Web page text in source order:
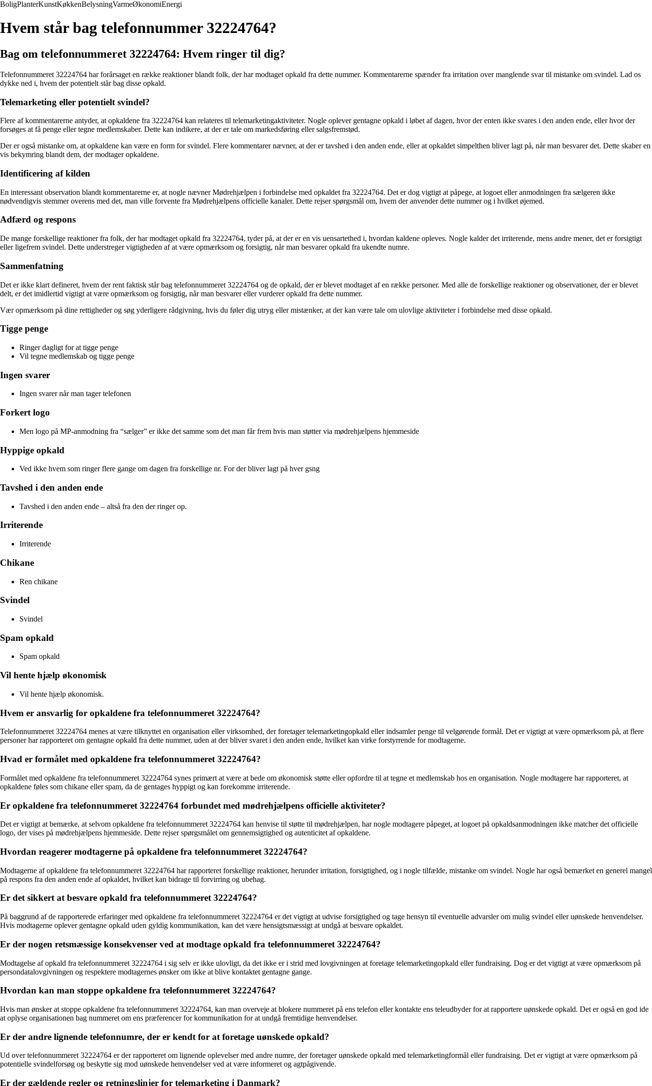
BoligPlanterKunstKøkkenBelysningVarmeØkonomiEnergi
Hvem står bag telefonnummer 32224764?
Bag om telefonnummeret 32224764: Hvem ringer til dig?
Telefonnummeret 32224764 har forårsaget en række reaktioner blandt folk, der har modtaget opkald fra dette nummer. Kommentarerne spænder fra irritation over manglende svar til mistanke om svindel. Lad os
dykke ned i, hvem der potentielt står bag disse opkald.
Telemarketing eller potentielt svindel?
Flere af kommentarerne antyder, at opkaldene fra 32224764 kan relateres til telemarketingaktiviteter. Nogle oplever gentagne opkald i løbet af dagen, hvor der enten ikke svares i den anden ende, eller hvor der
forsøges at få penge eller tegne medlemskaber. Dette kan indikere, at der er tale om markedsføring eller salgsfremstød.
Der er også mistanke om, at opkaldene kan være en form for svindel. Flere kommentarer nævner, at der er tavshed i den anden ende, eller at opkaldet simpelthen bliver lagt på, når man besvarer det. Dette skaber en
vis bekymring blandt dem, der modtager opkaldene.
Identificering af kilden
En interessant observation blandt kommentarerne er, at nogle nævner Mødrehjælpen i forbindelse med opkaldet fra 32224764. Det er dog vigtigt at påpege, at logoet eller anmodningen fra sælgeren ikke
nødvendigvis stemmer overens med det, man ville forvente fra Mødrehjælpens officielle kanaler. Dette rejser spørgsmål om, hvem der anvender dette nummer og i hvilket øjemed.
Adfærd og respons
De mange forskellige reaktioner fra folk, der har modtaget opkald fra 32224764, tyder på, at der er en vis uensartethed i, hvordan kaldene opleves. Nogle kalder det irriterende, mens andre mener, det er forsigtigt
eller ligefrem svindel. Dette understreger vigtigheden af at være opmærksom og forsigtig, når man besvarer opkald fra ukendte numre.
Sammenfatning
Det er ikke klart defineret, hvem der rent faktisk står bag telefonnummeret 32224764 og de opkald, der er blevet modtaget af en række personer. Med alle de forskellige reaktioner og observationer, der er blevet
delt, er det imidlertid vigtigt at være opmærksom og forsigtig, når man besvarer eller vurderer opkald fra dette nummer.
Vær opmærksom på dine rettigheder og søg yderligere rådgivning, hvis du føler dig utryg eller mistænker, at der kan være tale om ulovlige aktiviteter i forbindelse med disse opkald.
Tigge penge
Ringer dagligt for at tigge penge
Vil tegne medlemskab og tigge penge
Ingen svarer
Ingen svarer når man tager telefonen
Forkert logo
Men logo på MP-anmodning fra “sælger” er ikke det samme som det man får frem hvis man støtter via mødrehjælpens hjemmeside
Hyppige opkald
Ved ikke hvem som ringer flere gange om dagen fra forskellige nr. For der bliver lagt på hver gsng
Tavshed i den anden ende
Tavshed i den anden ende – altså fra den der ringer op.
Irriterende
Irriterende
Chikane
Ren chikane
Svindel
Svindel
Spam opkald
Spam opkald
Vil hente hjælp økonomisk
Vil hente hjælp økonomisk.
Hvem er ansvarlig for opkaldene fra telefonnummeret 32224764?
Telefonnummeret 32224764 menes at være tilknyttet en organisation eller virksomhed, der foretager telemarketingopkald eller indsamler penge til velgørende formål. Det er vigtigt at være opmærksom på, at flere
personer har rapporteret om gentagne opkald fra dette nummer, uden at der bliver svaret i den anden ende, hvilket kan virke forstyrrende for modtagerne.
Hvad er formålet med opkaldene fra telefonnummeret 32224764?
Formålet med opkaldene fra telefonnummeret 32224764 synes primært at være at bede om økonomisk støtte eller opfordre til at tegne et medlemskab hos en organisation. Nogle modtagere har rapporteret, at
opkaldene føles som chikane eller spam, da de gentages hyppigt og kan forekomme irriterende.
Er opkaldene fra telefonnummeret 32224764 forbundet med mødrehjælpens officielle aktiviteter?
Det er vigtigt at bemærke, at selvom opkaldene fra telefonnummeret 32224764 kan henvise til støtte til mødrehjælpen, har nogle modtagere påpeget, at logoet på opkaldsanmodningen ikke matcher det officielle
logo, der vises på mødrehjælpens hjemmeside. Dette rejser spørgsmålet om gennemsigtighed og autenticitet af opkaldene.
Hvordan reagerer modtagerne på opkaldene fra telefonnummeret 32224764?
Modtagerne af opkaldene fra telefonnummeret 32224764 har rapporteret forskellige reaktioner, herunder irritation, forsigtighed, og i nogle tilfælde, mistanke om svindel. Nogle har også bemærket en generel mangel
på respons fra den anden ende af opkaldet, hvilket kan bidrage til forvirring og ubehag.
Er det sikkert at besvare opkald fra telefonnummeret 32224764?
På baggrund af de rapporterede erfaringer med opkaldene fra telefonnummeret 32224764 er det vigtigt at udvise forsigtighed og tage hensyn til eventuelle advarsler om mulig svindel eller uønskede henvendelser.
Hvis modtagerne oplever gentagne opkald uden gyldig kommunikation, kan det være hensigtsmæssigt at undgå at besvare opkaldet.
Er der nogen retsmæssige konsekvenser ved at modtage opkald fra telefonnummeret 32224764?
Modtagelse af opkald fra telefonnummeret 32224764 i sig selv er ikke ulovligt, da det ikke er i strid med lovgivningen at foretage telemarketingopkald eller fundraising. Dog er det vigtigt at være opmærksom på
persondatalovgivningen og respektere modtagernes ønsker om ikke at blive kontaktet gentagne gange.
Hvordan kan man stoppe opkaldene fra telefonnummeret 32224764?
Hvis man ønsker at stoppe opkaldene fra telefonnummeret 32224764, kan man overveje at blokere nummeret på ens telefon eller kontakte ens teleudbyder for at rapportere uønskede opkald. Det er også en god ide
at oplyse organisationen bag nummeret om ens præferencer for kommunikation for at undgå fremtidige henvendelser.
Er der andre lignende telefonnumre, der er kendt for at foretage uønskede opkald?
Ud over telefonnummeret 32224764 er der rapporteret om lignende oplevelser med andre numre, der foretager uønskede opkald med telemarketingformål eller fundraising. Det er vigtigt at være opmærksom på
potentielle svindelforsøg og beskytte sig mod uønskede henvendelser ved at være informeret og agtpågivende.
Er der gældende regler og retningslinjer for telemarketing i Danmark?